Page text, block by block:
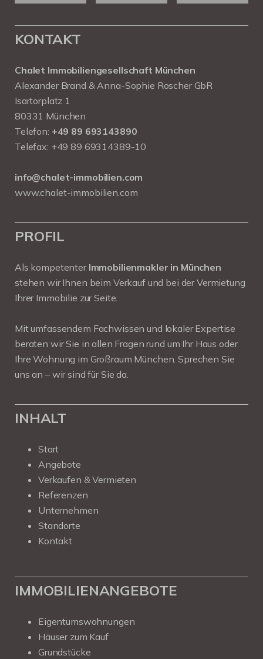
KONTAKT
Chalet Immobiliengesellschaft München
Alexander Brand & Anna-Sophie Roscher GbR
Isartorplatz 1
80331 München
Telefon: +49 89 693143890
Telefax: +49 89 69314389-10
info@chalet-immobilien.com
www.chalet-immobilien.com
PROFIL
Als kompetenter Immobilienmakler in München
stehen wir Ihnen beim Verkauf und bei der Vermietung
Ihrer Immobilie zur Seite.
Mit umfassendem Fachwissen und lokaler Expertise
beraten wir Sie in allen Fragen rund um Ihr Haus oder
Ihre Wohnung im Großraum München. Sprechen Sie
uns an – wir sind für Sie da.
INHALT
Start
Angebote
Verkaufen & Vermieten
Referenzen
Unternehmen
Standorte
Kontakt
IMMOBILIENANGEBOTE
Eigentumswohnungen
Häuser zum Kauf
Grundstücke